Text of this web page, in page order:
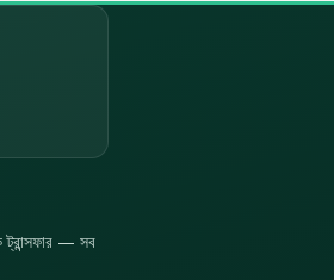
ট্রান্সফার — সব